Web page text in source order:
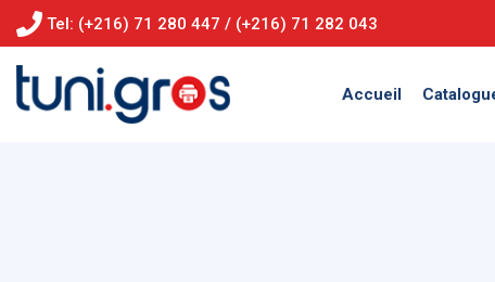
Tel: (+216) 71 280 447 / (+216) 71 282 043
Accueil